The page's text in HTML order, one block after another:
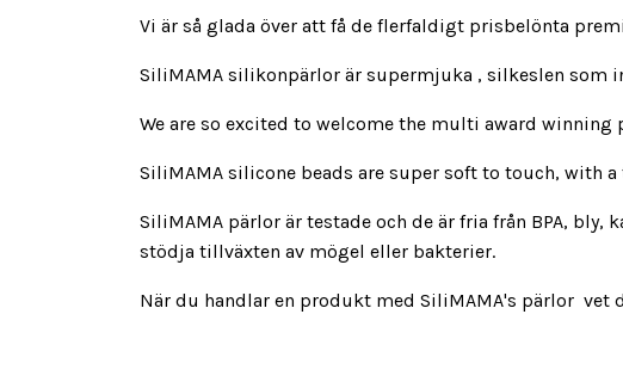
Vi är så glada över att få de flerfaldigt prisbelönta
SiliMAMA silikonpärlor är supermjuka , silkeslen som
We are so excited to welcome the multi award
SiliMAMA silicone beads are super soft to touch, with
SiliMAMA pärlor är testade och de är fria från BPA,
stödja tillväxten av mögel eller bakterier.
När du handlar en produkt med SiliMAMA's pärlor vet